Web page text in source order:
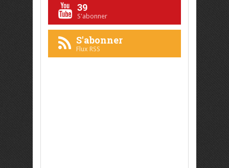
39
S'abonner
S'abonner
Flux RSS